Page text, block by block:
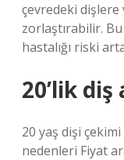
çevredeki
zorlaştırabilir.
hastalığı riski
20’lik diş
20 yaş dişi
nedenleri Fiyat